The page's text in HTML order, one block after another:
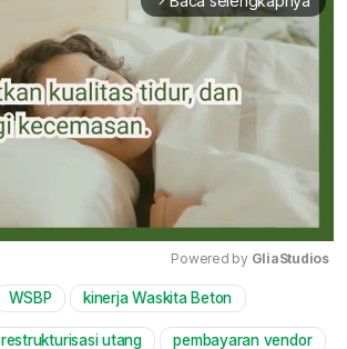
Powered by GliaStudios
WSBP kinerja Waskita Beton
restrukturisasi utang pembayaran vendor